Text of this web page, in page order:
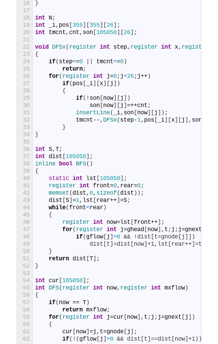
16
17
18
19
20
21
22
23
24
25
26
27
28
29
30
31
32
33
34
35
36
37
38
39
40
41
42
43
44
45
46
47
48
49
50
51
52
53
54
55
56
57
58
59
60
61
62
}
int N;
int
_i, pos [355] [355] [26] ;
int
tmcnt ,cnt , son [105050] [26] ;
void DFSx( register int step, register int x, register
{
if( step<=0 tmcnt<=0)
return;
for( register int j=0; j<26; j++)
if( pos [ _i] [x] [j ] )
{
if( ! son [now] [j ] )
son [now] [j ]=++cnt ;
insertLine( _i, son [now] [j ] ) ;
tmcnt -- , DFSx( step-1, pos [ _i] [x] [j ] , son
}
}
int S,T;
int
dist [105050] ;
inline bool BFS( )
{
static int lst [105050] ;
register int front=0, rear=0;
memset (dist ,0, sizeof(dist ) ) ;
dist [S]=1, lst [rear++]=S;
while(front<rear)
{
register int now=lst [front++] ;
for( register int j=ghead [now] , t ; j ; j=gnext
if(gflow [j ]>0 && !dist[t=gnode[j]])
dist[t]=dist[now]+1,lst[rear++]=t;
}
return dist [T] ;
}
int cur [105050] ;
int
DFS( register int now, register int mxflow)
{
if( now == T)
return mxflow;
for( register int j=cur [now] , t ; j ; j=gnext [j ] )
{
cur [now]=j , t=gnode [j ] ;
if( ! (gflow [j ]>0 && dist[t]==dist[now]+1))